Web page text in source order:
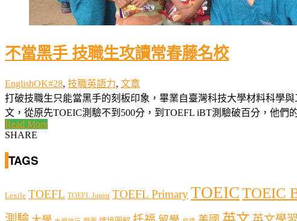
不當黑手 技職生攻讀常春藤名校
EnglishOK#28, 技職英語力, 文章
打破技職生只能當黑手的刻板印象，畢業自臺灣科技大學材料科學
文，從原先TOEIC測驗不到500分，到TOEFL iBT測驗破百分，他們
Read More
SHARE
TAGS
Lexile TOEFL TOEFL Junior TOEFL PrimaryTOEICTOEIC